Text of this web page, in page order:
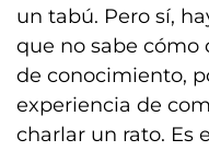
un tabú. Pero sí,
que no sabe cómo
de conocimiento,
experiencia de
charlar un rato. Es